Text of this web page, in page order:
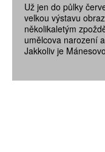
Už jen do půlky
velkou výstavu
několikaletým
umělcova narození
Jakkoliv je